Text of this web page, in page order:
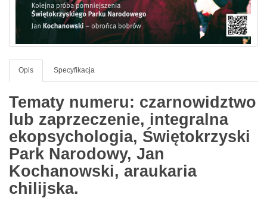
Opis Specyfikacja
Tematy numeru: czarnowidztwo
lub zaprzeczenie, integralna
ekopsychologia, Świętokrzyski
Park Narodowy, Jan
Kochanowski, araukaria
chilijska.